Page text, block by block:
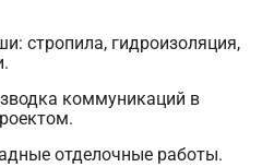
стропила, гидроизоляция,
коммуникаций в
отделочные работы.